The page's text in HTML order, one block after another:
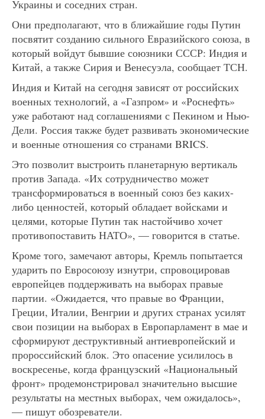
Украины и соседних стран.
Они предполагают, что в ближайшие годы Путин
посвятит созданию сильного Евразийского союза, в
который войдут бывшие союзники СССР: Индия и
Китай, а также Сирия и Венесуэла, сообщает ТСН.
Индия и Китай на сегодня зависят от российских
военных технологий, а «Газпром» и «Роснефть»
уже работают над соглашениями с Пекином и Нью-
Дели. Россия также будет развивать экономические
и военные отношения со странами BRICS.
Это позволит выстроить планетарную вертикаль
против Запада. «Их сотрудничество может
трансформироваться в военный союз без каких-
либо ценностей, который обладает войсками и
целями, которые Путин так настойчиво хочет
противопоставить НАТО», — говорится в статье.
Кроме того, замечают авторы, Кремль попытается
ударить по Евросоюзу изнутри, спровоцировав
европейцев поддерживать на выборах правые
партии. «Ожидается, что правые во Франции,
Греции, Италии, Венгрии и других странах усилят
свои позиции на выборах в Европарламент в мае и
сформируют деструктивный антиевропейский и
пророссийский блок. Это опасение усилилось в
воскресенье, когда французский «Национальный
фронт» продемонстрировал значительно высшие
результаты на местных выборах, чем ожидалось»,
— пишут обозреватели.